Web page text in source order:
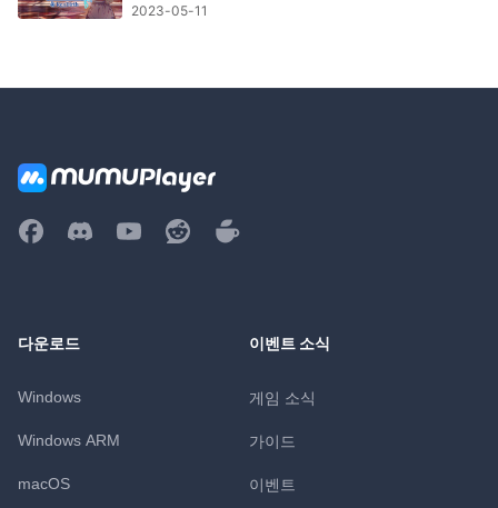
2023-05-11
다운로드
Windows
Windows ARM
macOS
이벤트 소식
게임 소식
가이드
이벤트